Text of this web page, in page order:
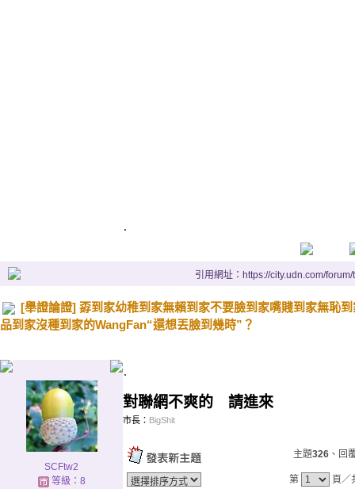
.
引用網址：https://city.udn.com/
[舉證論證] 孬到家幼稚到家無賴到家不要臉到家嘴賤到家無恥
品到家沒種到家的WangFan“還想丟臉到幾時”？
SCFtw2
等級：8
.
對聯網不爽的 請進來
市長： BigShit
主題326 、回
第 頁